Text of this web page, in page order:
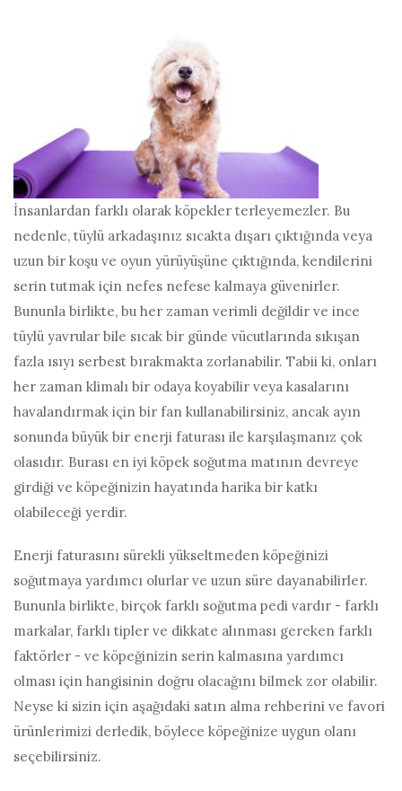
İnsanlardan farklı olarak köpekler terleyemezler. Bu
nedenle, tüylü arkadaşınız sıcakta dışarı çıktığında veya
uzun bir koşu ve oyun yürüyüşüne çıktığında, kendilerini
serin tutmak için nefes nefese kalmaya güvenirler.
Bununla birlikte, bu her zaman verimli değildir ve ince
tüylü yavrular bile sıcak bir günde vücutlarında sıkışan
fazla ısıyı serbest bırakmakta zorlanabilir. Tabii ki, onları
her zaman klimalı bir odaya koyabilir veya kasalarını
havalandırmak için bir fan kullanabilirsiniz, ancak ayın
sonunda büyük bir enerji faturası ile karşılaşmanız çok
olasıdır. Burası en iyi köpek soğutma matının devreye
girdiği ve köpeğinizin hayatında harika bir katkı
olabileceği yerdir.
Enerji faturasını sürekli yükseltmeden köpeğinizi
soğutmaya yardımcı olurlar ve uzun süre dayanabilirler.
Bununla birlikte, birçok farklı soğutma pedi vardır - farklı
markalar, farklı tipler ve dikkate alınması gereken farklı
faktörler - ve köpeğinizin serin kalmasına yardımcı
olması için hangisinin doğru olacağını bilmek zor olabilir.
Neyse ki sizin için aşağıdaki satın alma rehberini ve favori
ürünlerimizi derledik, böylece köpeğinize uygun olanı
seçebilirsiniz.